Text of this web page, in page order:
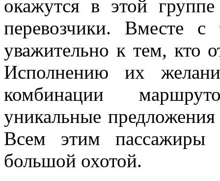
окажутся в этой
перевозчики. Вместе с
уважительно к тем, кто
Исполнению их
комбинации
уникальные
Всем этим пассажиры
большой охотой.